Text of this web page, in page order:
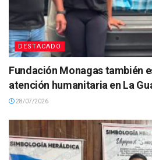
DESTACADO
Fundación Monagas también
atención humanitaria en La
28/07/2026